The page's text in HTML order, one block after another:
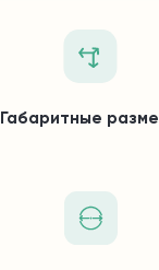
Габаритные